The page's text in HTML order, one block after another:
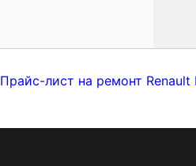
Прайс-лист на ремонт Renault